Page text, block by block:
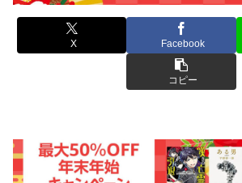
X Facebook
コピー